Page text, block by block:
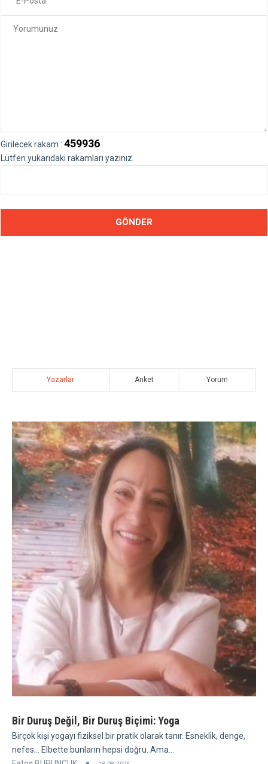
Girilecek rakam : 459936
Lütfen yukarıdaki rakamları yazınız.
Yazarlar Anket Yorum
Bir Duruş Değil, Bir Duruş Biçimi: Yoga
Birçok kişi yogayı fiziksel bir pratik olarak tanır. Esneklik, denge,
nefes... Elbette bunların hepsi doğru. Ama...